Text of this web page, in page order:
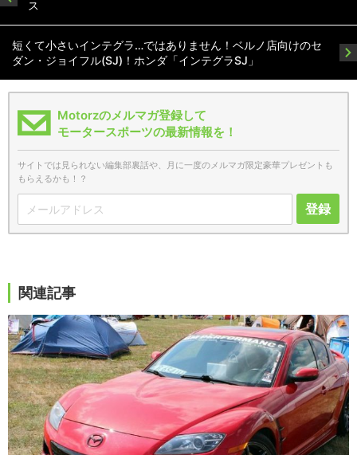
ス
短くて小さいインテグラ…ではありません！ベルノ店向けのセ
ダン・ジョイフル(SJ)！ホンダ「インテグラSJ」
Motorzのメルマガ登録して
モータースポーツの最新情報を！
サイトでは見られない編集部裏話や、月に一度のメルマガ限定豪華プレゼントも
もらえるかも！？
登録
関連記事